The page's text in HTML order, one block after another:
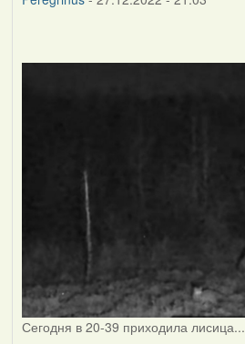
Сегодня в 20-39 приходила лисица...